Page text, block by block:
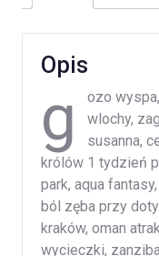
Opis
g
ozo
wlochy,
susanna,
królów 1 tydzień
park, aqua
ból zęba przy
kraków, oman
wycieczki,